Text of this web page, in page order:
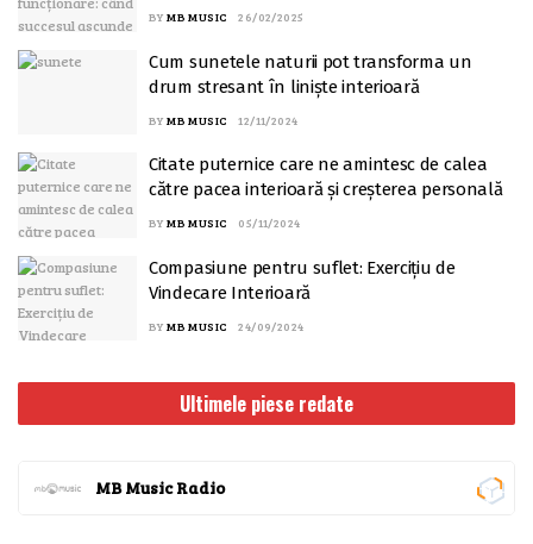
BY MB MUSIC 26/02/2025
Cum sunetele naturii pot transforma un
drum stresant în liniște interioară
BY MB MUSIC 12/11/2024
Citate puternice care ne amintesc de calea
către pacea interioară și creșterea personală
BY MB MUSIC 05/11/2024
Compasiune pentru suflet: Exercițiu de
Vindecare Interioară
BY MB MUSIC 24/09/2024
Ultimele piese redate
MB Music Radio